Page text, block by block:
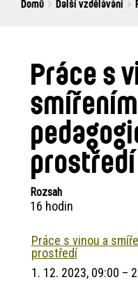
Breadcrumbs
You
Domů Další vzdělávání
Práce s
prostředí
Rozsah
16 hodin
Práce s vinou a
prostředí
1. 12. 2023, 09:00 –